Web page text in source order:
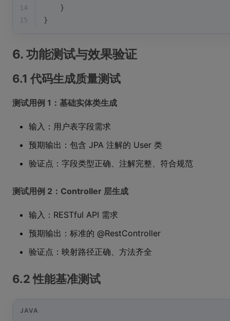
14
    }
15
}
6. 功能测试与效果验证
6.1 代码生成质量测试
测试用例 1：基础实体类生成
输入：用户表字段需求
预期输出：包含 JPA 注解的 User 类
验证点：字段类型正确、注解完整、符合规范
测试用例 2：Controller 层生成
输入：RESTful API 需求
预期输出：标准的 @RestController
验证点：映射路径正确、方法齐全
6.2 性能基准测试
JAVA